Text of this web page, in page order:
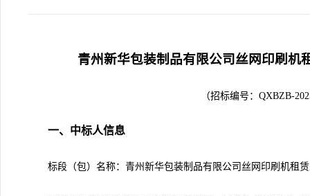
青州新华包装制品有限公司丝网印刷机
（招标编号： QXBZB-
一、 中标人信息
标段（包）名称： 青州新华包装制品有限公司丝网印刷机租